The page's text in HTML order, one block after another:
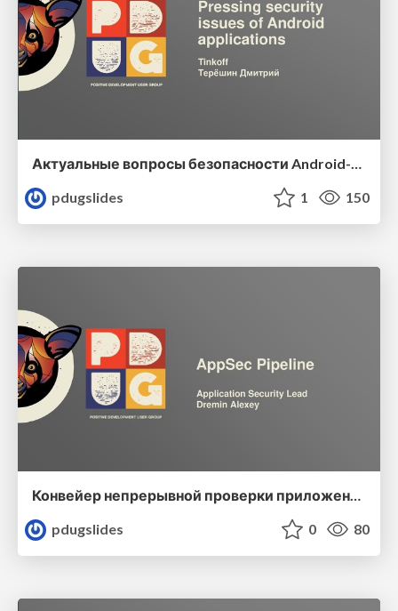
Актуальные вопросы безопасности Android-приложений
pdugslides
1 150
pdugslides
0 80